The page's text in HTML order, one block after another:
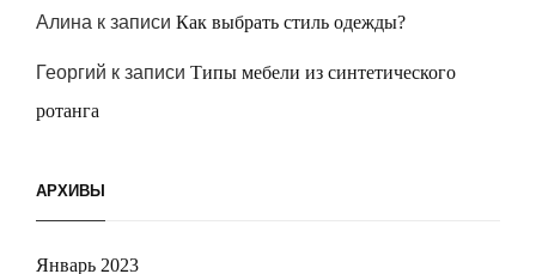
Алина к записи Как выбрать стиль одежды?
Георгий к записи Типы мебели из синтетического
ротанга
АРХИВЫ
Январь 2023